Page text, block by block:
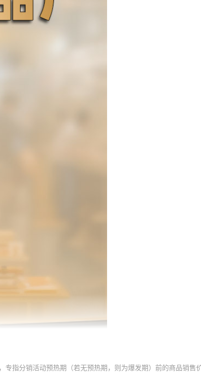
指分销活动预热期（若无预热期，则为爆发期）前的商品销售